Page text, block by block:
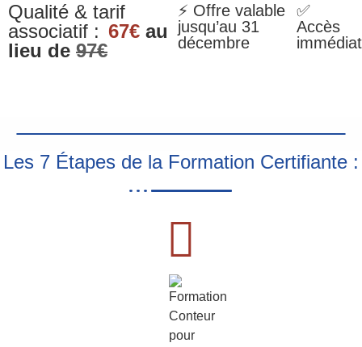
Qualité & tarif
associatif : 67€ au
lieu de 97€
⚡ Offre valable
jusqu’au 31
décembre
✅
Accès
immédiat
Les 7 Étapes de la Formation Certifiante :